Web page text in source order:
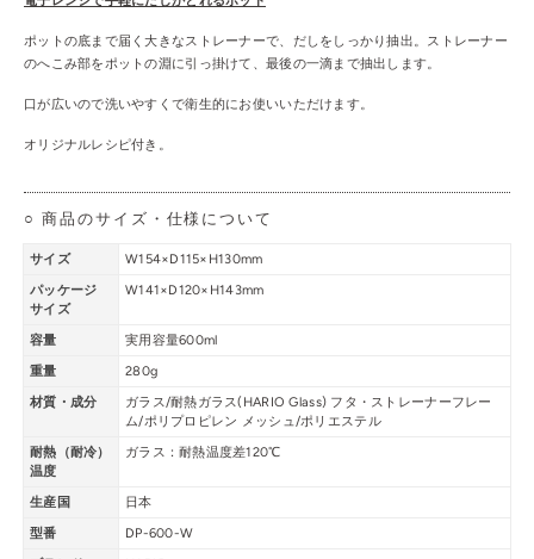
ポットの底まで届く大きなストレーナーで、だしをしっかり抽出。ストレーナー
のへこみ部をポットの淵に引っ掛けて、最後の一滴まで抽出します。
口が広いので洗いやすくで衛生的にお使いいただけます。
オリジナルレシピ付き。
○ 商品のサイズ・仕様について
サイズ
W154×D115×H130mm
パッケージ
サイズ
W141×D120×H143mm
容量
実用容量600ml
重量
280g
材質・成分
ガラス/耐熱ガラス(HARIO Glass) フタ・ストレーナーフレー
ム/ポリプロピレン メッシュ/ポリエステル
耐熱（耐冷）
温度
ガラス：耐熱温度差120℃
生産国
日本
型番
DP-600-W